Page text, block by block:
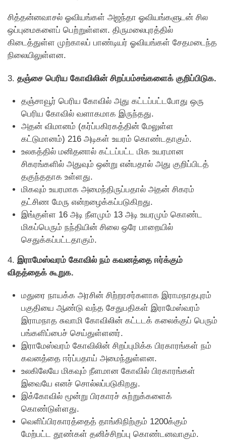
சித்தன்னவாசல் ஓவியங்கள் அஜந்தா ஓவியங்களுடன் சில
ஒப்புமைகளைப் பெற்றுள்ளன. திருமலைபுரத்தில்
கிடைத்துள்ள முற்காலப் பாண்டியர் ஓவியங்கள் சேதமடைந்த
நிலையிலுள்ளன.
3. தஞ்சை பெரிய கோவிலின் சிறப்பம்சங்களைக் குறிப்பிடுக.
தஞ்சாவூர் பெரிய கோவில் அது கட்டப்பட்டபோது ஒரு
பெரிய கோவில் வளாகமாக இருந்தது.
அதன் விமானம் (கர்ப்பகிரகத்தின் மேலுள்ள
கட்டுமானம்) 216 அடிகள் உயரம் கொண்டதாகும்.
உலகத்தில் மனிதனால் கட்டப்பட்ட மிக உயரமான
சிகரங்களில் அதுவும் ஒன்று என்பதால் அது குறிப்பிடத்
தகுந்ததாக உள்ளது.
மிகவும் உயரமாக அமைந்திருப்பதால் அதன் சிகரம்
தட்சிண மேரு என்றழைக்கப்படுகிறது.
இங்குள்ள 16 அடி நீளமும் 13 அடி உயரமும் கொண்ட
மிகப்பெரும் நந்தியின் சிலை ஒரே பாறையில்
செதுக்கப்பட்டதாகும்.
4. இராமேஸ்வரம் கோவில் நம் கவனத்தை ஈர்க்கும்
விதத்தைக் கூறுக.
மதுரை நாயக்க அரசின் சிற்றரசர்களாக இராமநாதபுரம்
பகுதியை ஆண்டு வந்த சேதுபதிகள் இராமேஸ்வரம்
இராமநாத சுவாமி கோவிலின் கட்டடக் கலைக்குப் பெரும்
பங்களிப்பைச் செய்துள்ளனர்.
இராமேஸ்வரம் கோவிலின் சிறப்புமிக்க பிரகாரங்கள் நம்
கவனத்தை ஈர்ப்பதாய் அமைந்துள்ளன.
உலகிலேயே மிகவும் நீளமான கோவில் பிரகாரங்கள்
இவையே எனச் சொல்லப்படுகிறது.
இக்கோவில் மூன்று பிரகாரச் சுற்றுக்களைக்
கொண்டுள்ளது.
வெளிப்பிரகாரத்தைத் தாங்கிநிற்கும் 1200க்கும்
மேற்பட்ட தூண்கள் தனிச்சிறப்பு கொண்டனவாகும்.